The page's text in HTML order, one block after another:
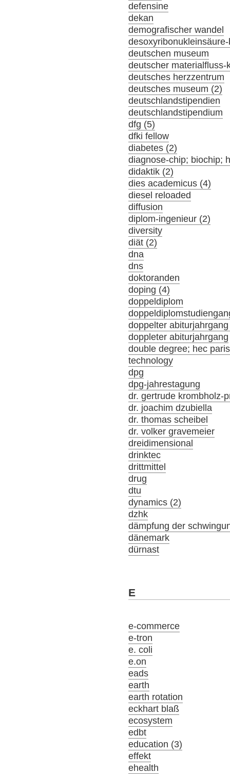
defensine
dekan
demografischer wandel
deutschen museum
deutscher materialfluss-
deutsches herzzentrum
deutsches museum (2)
deutschlandstipendien
deutschlandstipendium
dfg (5)
dfki fellow
diabetes (2)
diagnose-chip; biochip;
didaktik (2)
dies academicus (4)
diesel reloaded
diffusion
diplom-ingenieur (2)
diversity
diät (2)
dna
dns
doktoranden
doping (4)
doppeldiplom
doppelter
doppleter abiturjahrgang
double degree; hec
technology
dpg
dpg-jahrestagung
dr. gertrude krombholz-
dr. joachim dzubiella
dr. thomas scheibel
dr. volker gravemeier
dreidimensional
drinktec
drittmittel
drug
dtu
dynamics (2)
dzhk
dämpfung der
dänemark
dürnast
E
e-commerce
e-tron
e. coli
e.on
eads
earth
earth rotation
eckhart blaß
ecosystem
edbt
education (3)
effekt
ehealth